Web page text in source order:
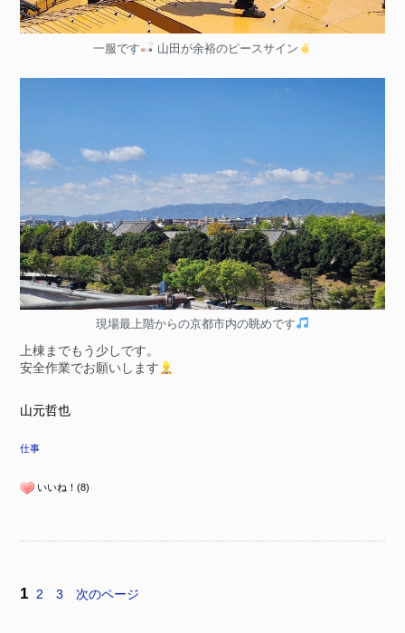
一服です 山田が余裕のピースサイン
現場最上階からの京都市内の眺めです
上棟までもう少しです。
安全作業でお願いします
山元哲也
仕事
いいね！(8)
1 2 3 次のページ